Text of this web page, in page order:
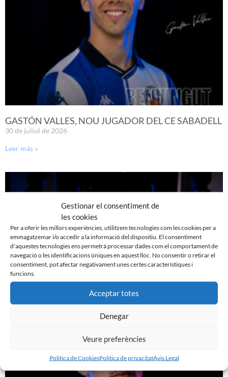
Gestionar el consentiment de
les cookies
Per a oferir les millors experiències, utilitzem tecnologies com les cookies per a
emmagatzemar i/o accedir a la informació del dispositiu. El consentiment
d'aquestes tecnologies ens permetrà processar dades com el comportament de
navegació o les identificacions úniques en aquest lloc. No consentir o retirar el
consentiment, pot afectar negativament unes certes característiques i
funcions.
Acceptar totes
Denegar
Veure preferències
Politica de CookiesPolitica de privacitatAvis Legal
GASTÓN VALLES, NOU JUGADOR DEL CE SABADELL
30 de juliol de 2026
Leer más »
JA DISPONIBLE LA PRIMERA EQUIPACIÓ DE LA
TEMPORADA 26/27